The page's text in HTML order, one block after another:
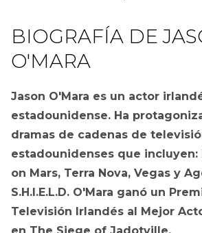
BIOGRAFÍA DE
O'MARA
Jason O'Mara es un actor
estadounidense. Ha
dramas de cadenas de
estadounidenses que incluyen:
on Mars, Terra Nova, Vegas y
S.H.I.E.L.D. O'Mara ganó un
Televisión Irlandés al Mejor
en The Siege of Jadotville.